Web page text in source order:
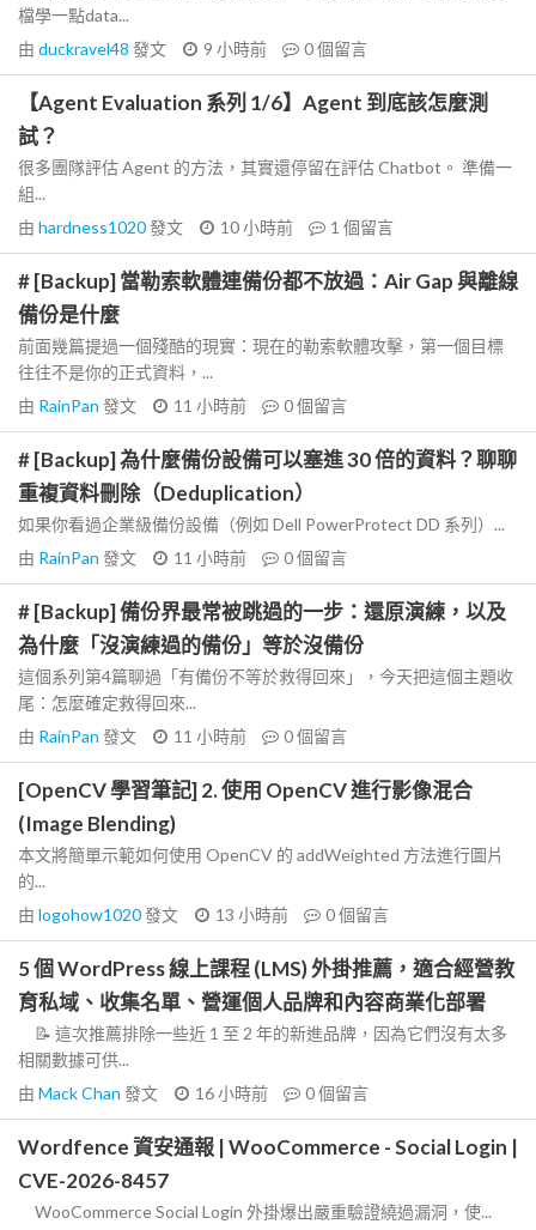
檔學一點data...
由 duckravel48 發文 9 小時前 0個留言
【Agent Evaluation 系列 1/6】Agent 到底該怎麼測
試？
很多團隊評估 Agent 的方法，其實還停留在評估 Chatbot。 準備一
組...
由 hardness1020發文 10 小時前 1 個留言
# [Backup] 當勒索軟體連備份都不放過：Air Gap 與離線
備份是什麼
前面幾篇提過一個殘酷的現實：現在的勒索軟體攻擊，第一個目標
往往不是你的正式資料，...
由 RainPan 發文 11 小時前 0個留言
# [Backup] 為什麼備份設備可以塞進 30 倍的資料？聊聊
重複資料刪除（Deduplication）
如果你看過企業級備份設備（例如 Dell PowerProtect DD 系列）...
由 RainPan 發文 11 小時前 0個留言
# [Backup] 備份界最常被跳過的一步：還原演練，以及
為什麼「沒演練過的備份」等於沒備份
這個系列第4篇聊過「有備份不等於救得回來」，今天把這個主題收
尾：怎麼確定救得回來...
由 RainPan 發文 11 小時前 0個留言
[OpenCV 學習筆記] 2. 使用 OpenCV 進行影像混合
(Image Blending)
本文將簡單示範如何使用 OpenCV 的 addWeighted 方法進行圖片
的...
由 logohow1020發文 13 小時前 0個留言
5 個 WordPress 線上課程 (LMS) 外掛推薦，適合經營教
育私域、收集名單、營運個人品牌和內容商業化部署
📝 這次推薦排除一些近 1 至 2 年的新進品牌，因為它們沒有太多
相關數據可供...
由 Mack Chan 發文 16 小時前 0個留言
Wordfence 資安通報 | WooCommerce - Social Login |
CVE-2026-8457
WooCommerce Social Login 外掛爆出嚴重驗證繞過漏洞，使...